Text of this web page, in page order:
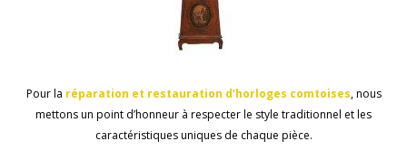
Pour la réparation et restauration d’horloges comtoises, nous
mettons un point d’honneur à respecter le style traditionnel et les
caractéristiques uniques de chaque pièce.